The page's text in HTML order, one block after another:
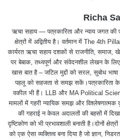
Richa
ऋचा सहाय — पत्रकारिता और न्याय जगत
क्षेत्रों में अद्वितीय है। वर्तमान में The 4th
कार्यरत ऋचा सहाय दशकों से राजनीति, समाज,
पर बेबाक, तथ्यपूर्ण और संवेदनशील लेखन के
खास बात है – जटिल मुद्दों को सरल, सुबोध
पहलू को सहजता से समझ सकें।पत्रकारिता के
वकील भी हैं। LLB और MA Political
मामलों में गहरी न्यायिक समझ और
की गहराई न केवल अदालतों की बहसों में
दृष्टिकोण को भी प्रभावशाली बनाती है।दोनों
को एक ऐसा व्यक्तित्व बना दिया है जो ज्ञान,